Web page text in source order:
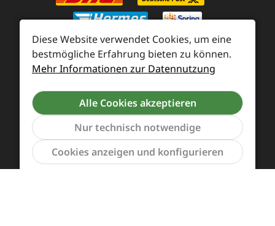
Zahlung und Versand
Widerrufsrecht und Rücksendung
Kontakt
Händleranfragen
Cookie-Voreinstellungen
Alle Preise inkl. gesetzl. Mehrwertsteuer zzgl.
Diese Website verwendet Cookies, um eine
bestmögliche Erfahrung bieten zu können.
Mehr Informationen zur Datennutzung
Alle Cookies akzeptieren
Nur technisch notwendige
Cookies anzeigen und konfigurieren